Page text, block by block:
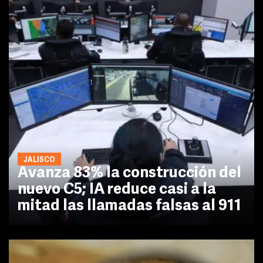
JALISCO
Avanza 83% la construcción del
nuevo C5; IA reduce casi a la
mitad las llamadas falsas al 911